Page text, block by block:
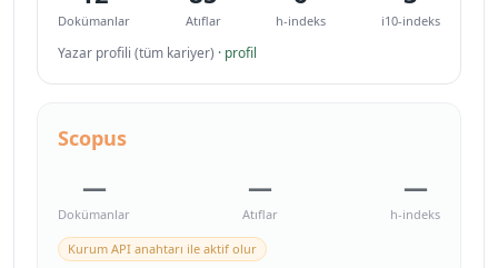
Dokümanlar Atıflar h-indeks i10-indeks
Yazar profili (tüm kariyer) · profil
Scopus
—
Dokümanlar
—
Atıflar
—
h-indeks
Kurum API anahtarı ile aktif olur